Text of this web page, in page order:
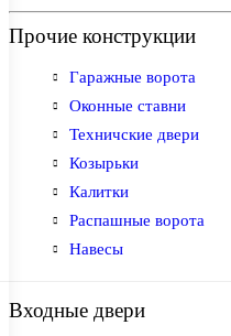
Прочие конструкции
Гаражные ворота
Оконные ставни
Техничские двери
Козырьки
Калитки
Распашные ворота
Навесы
Входные двери